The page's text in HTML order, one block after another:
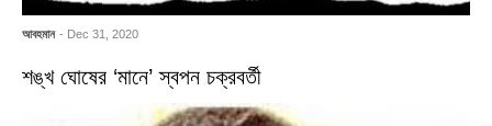
আবহমান - Dec 31, 2020
শঙ্খ ঘোষের ‘মানে’ স্বপন চক্রবর্তী